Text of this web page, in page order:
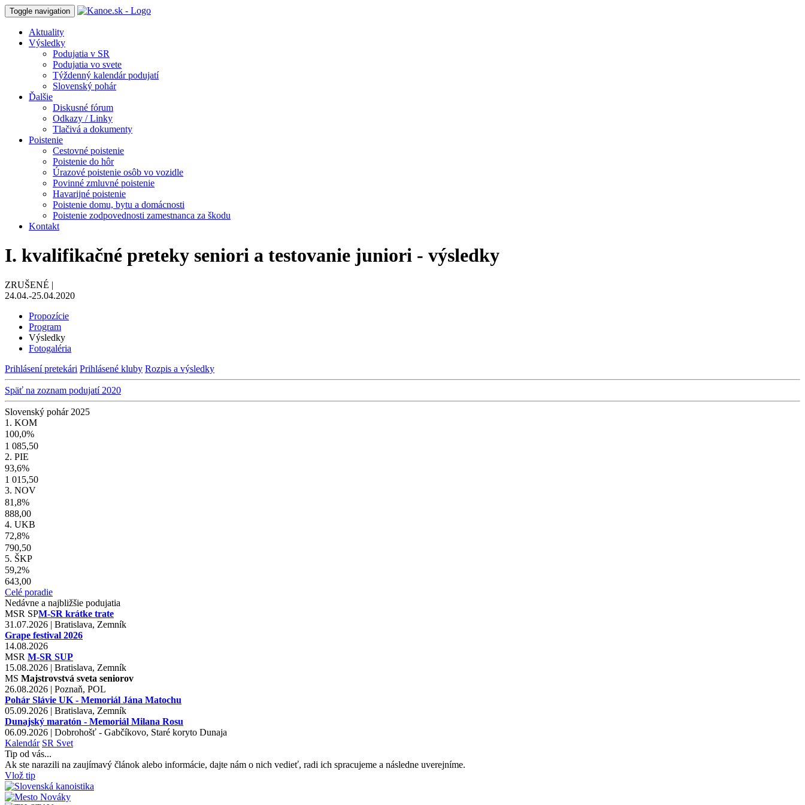
Toggle navigation
Aktuality
Výsledky
Podujatia v SR
Podujatia vo svete
Týždenný kalendár podujatí
Slovenský pohár
Ďalšie
Diskusné fórum
Odkazy / Linky
Tlačivá a dokumenty
Poistenie
Cestovné poistenie
Poistenie do hôr
Úrazové poistenie osôb vo vozidle
Povinné zmluvné poistenie
Havarijné poistenie
Poistenie domu, bytu a domácnosti
Poistenie zodpovednosti zamestnanca za škodu
Kontakt
I. kvalifikačné preteky seniori a testovanie juniori - výsledky
ZRUŠENÉ |
24.04.-25.04.2020
Propozície
Program
Výsledky
Fotogaléria
Prihlásení pretekári Prihlásené kluby Rozpis a výsledky
Späť na zoznam podujatí 2020
Slovenský pohár 2025
1. KOM
100,0%
1 085,50
2. PIE
93,6%
1 015,50
3. NOV
81,8%
888,00
4. UKB
72,8%
790,50
5. ŠKP
59,2%
643,00
Celé poradie
Nedávne a najbližšie podujatia
MSR SPM-SR krátke trate
31.07.2026 | Bratislava, Zemník
Grape festival 2026
14.08.2026
MSR M-SR SUP
15.08.2026 | Bratislava, Zemník
MS Majstrovstvá sveta seniorov
26.08.2026 | Poznaň, POL
Pohár Slávie UK - Memoriál Jána Matochu
05.09.2026 | Bratislava, Zemník
Dunajský maratón - Memoriál Milana Rosu
06.09.2026 | Dobrohošť - Gabčíkovo, Staré koryto Dunaja
Kalendár SR Svet
Tip od vás...
Ak ste narazili na zaujímavý článok alebo informácie, dajte nám o nich vedieť, radi ich spracujeme a následne uverejníme.
Vlož tip